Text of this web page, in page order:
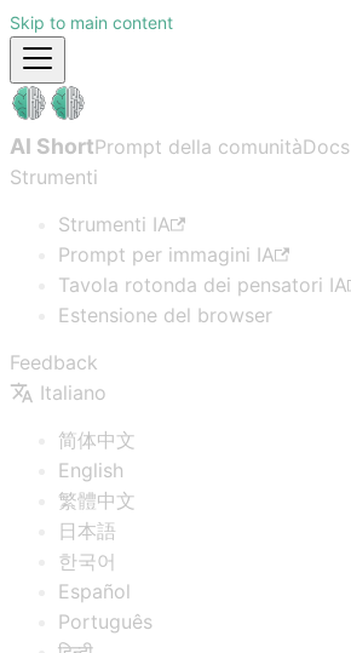
Skip to main content
AI ShortPrompt della comunitàDocs
Strumenti
Strumenti IA
Prompt per immagini IA
Tavola rotonda dei pensatori IA
Estensione del browser
Feedback
Italiano
简体中文
English
繁體中文
日本語
한국어
Español
Português